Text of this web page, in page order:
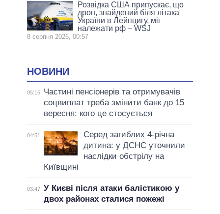
Розвідка США припускає, що
дрон, знайдений біля літака
України в Лейпцигу, міг
належати рф – WSJ
8 серпня 2026, 00:57
НОВИНИ
05:15
Частині пенсіонерів та отримувачів
соцвиплат треба змінити банк до 15
вересня: кого це стосується
04:51
Серед загиблих 4-річна
дитина: у ДСНС уточнили
наслідки обстрілу на
Київщині
03:47 У Києві після атаки балістикою у
двох районах сталися пожежі